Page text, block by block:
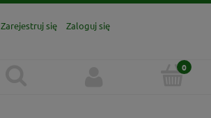
Zarejestruj się Zaloguj się